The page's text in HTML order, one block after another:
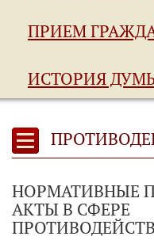
ПРИЕМ
ИСТОРИЯ
НОРМАТИВНЫЕ
АКТЫ В СФЕРЕ